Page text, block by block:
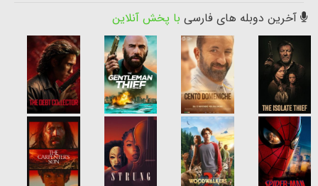
آخرین دوبله های فارسی با پخش آنلاین